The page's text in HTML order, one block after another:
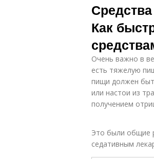
Как
Очень важно в
есть тяжелую
пищи должен
или настои из
получением
Это были общие
седативным